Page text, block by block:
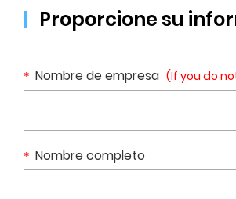
Proporcione su
Nombre de empresa (If you do
Nombre completo